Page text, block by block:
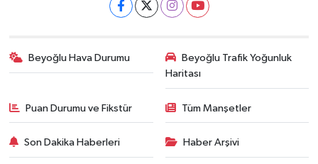
Beyoğlu Hava Durumu
Beyoğlu Trafik Yoğunluk
Haritası
Puan Durumu ve Fikstür Tüm Manşetler
Son Dakika Haberleri Haber Arşivi